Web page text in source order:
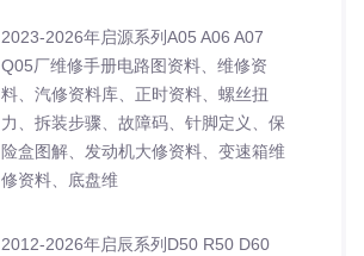
2023-2026年启源系列A05 A06 A07
Q05厂维修手册电路图资料、维修资
料、汽修资料库、正时资料、螺丝扭
力、拆装步骤、故障码、针脚定义、保
险盒图解、发动机大修资料、变速箱维
修资料、底盘维
2012-2026年启辰系列D50 R50 D60